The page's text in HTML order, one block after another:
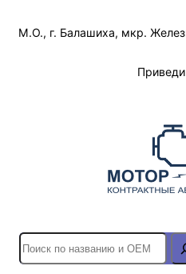
М.О., г. Балашиха, мкр.
S
e